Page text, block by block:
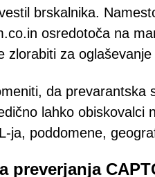
brskalnika.
osredotoča na
zlorabiti za oglaševanje
da prevarantska
lahko obiskovalci
ja, poddomene,
preverjanja